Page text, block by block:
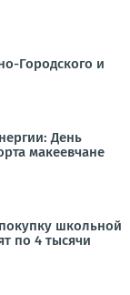
Городского и
День
макеевчане
школьной
по 4 тысячи